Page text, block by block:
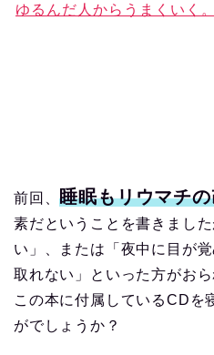
ゆるんだ人からうまくいく
前回、睡眠もリウマチ
素だということを書きまし
い」、または「夜中に目が
取れない」といった方がお
この本に付属しているCDを
がでしょうか？